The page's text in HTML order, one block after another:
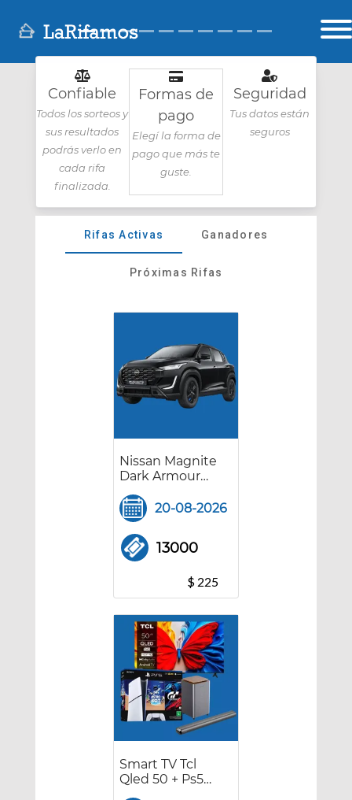
Previous Next
Confiable
Todos los sorteos y
sus resultados
podrás verlo en
cada rifa
finalizada.
Formas de
pago
Elegí la forma de
pago que más te
guste.
Seguridad
Tus datos están
seguros
Rifas Activas Ganadores
Próximas Rifas
Nissan Magnite
Dark Armour
Turbo
20-08-2026
13000
$ 225
Smart TV Tcl
Qled 50 + Ps5